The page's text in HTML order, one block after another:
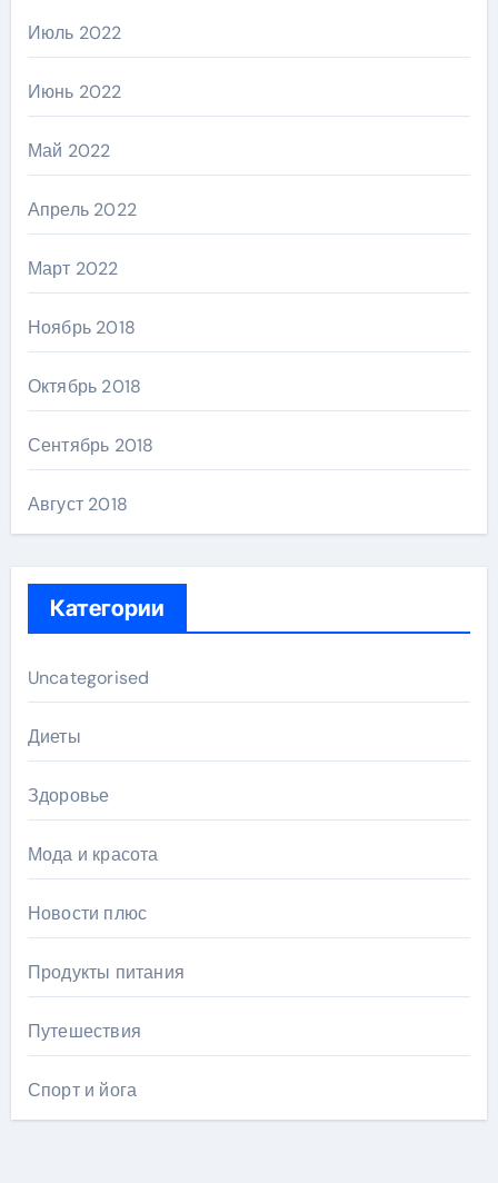
Июль 2022
Июнь 2022
Май 2022
Апрель 2022
Март 2022
Ноябрь 2018
Октябрь 2018
Сентябрь 2018
Август 2018
Категории
Uncategorised
Диеты
Здоровье
Мода и красота
Новости плюс
Продукты питания
Путешествия
Спорт и йога